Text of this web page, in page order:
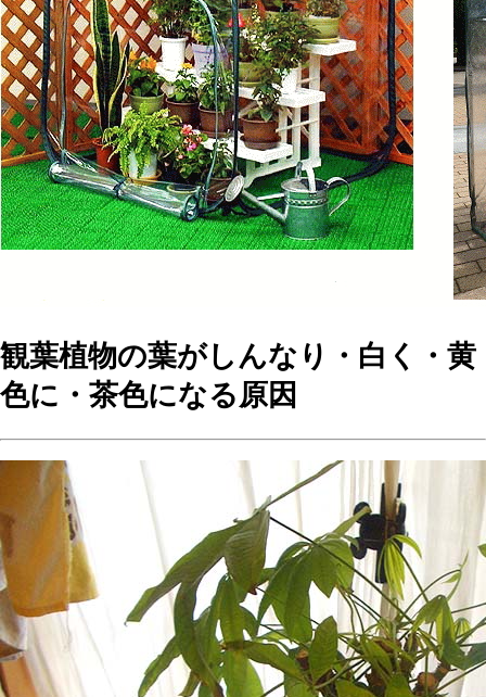
観葉植物の葉がしんなり・白く・黄
色に・茶色になる原因